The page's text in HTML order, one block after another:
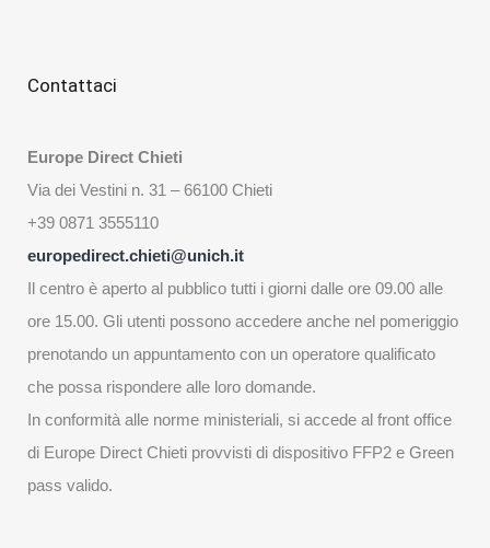
Contattaci
Europe Direct Chieti
Via dei Vestini n. 31 – 66100 Chieti
+39 0871 3555110
europedirect.chieti@unich.it
Il centro è aperto al pubblico tutti i giorni dalle ore 09.00 alle
ore 15.00. Gli utenti possono accedere anche nel pomeriggio
prenotando un appuntamento con un operatore qualificato
che possa rispondere alle loro domande.
In conformità alle norme ministeriali, si accede al front office
di Europe Direct Chieti provvisti di dispositivo FFP2 e Green
pass valido.